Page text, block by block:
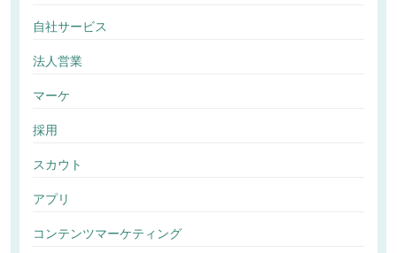
自社サービス
法人営業
マーケ
採用
スカウト
アプリ
コンテンツマーケティング